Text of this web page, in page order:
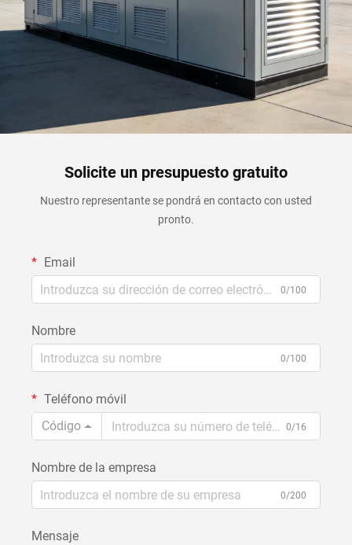
Solicite un presupuesto gratuito
Nuestro representante se pondrá en contacto con usted
pronto.
Email
0/100
Nombre
0/100
Teléfono móvil
Código
0/16
Nombre de la empresa
0/200
Mensaje